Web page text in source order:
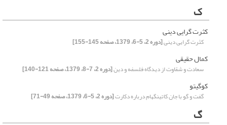
ک
کثرت گرایی دینی
کثرت گرایی دینی[دوره 2، 5-6، 1379، صفحه 145-155]
کمال حقیقی
سعادت و شقاوت از دیدگاه فلسفه و دین[دوره 2، 7-8، 1379، صفحه 121-140]
کوگیتو
گفت و گو با جان کاتینگهام درباره دکارت[دوره 2، 5-6، 1379، صفحه 49-71]
گ